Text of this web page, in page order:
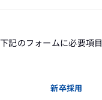
下記のフォームに必要項
新卒採用